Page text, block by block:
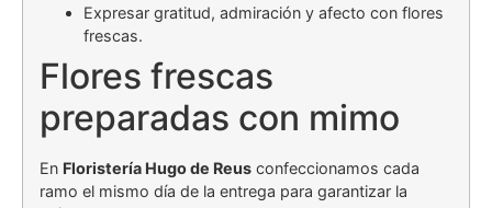
Expresar gratitud, admiración y afecto con flores
frescas.
Flores frescas
preparadas con mimo
En Floristería Hugo de Reus confeccionamos cada
ramo el mismo día de la entrega para garantizar la